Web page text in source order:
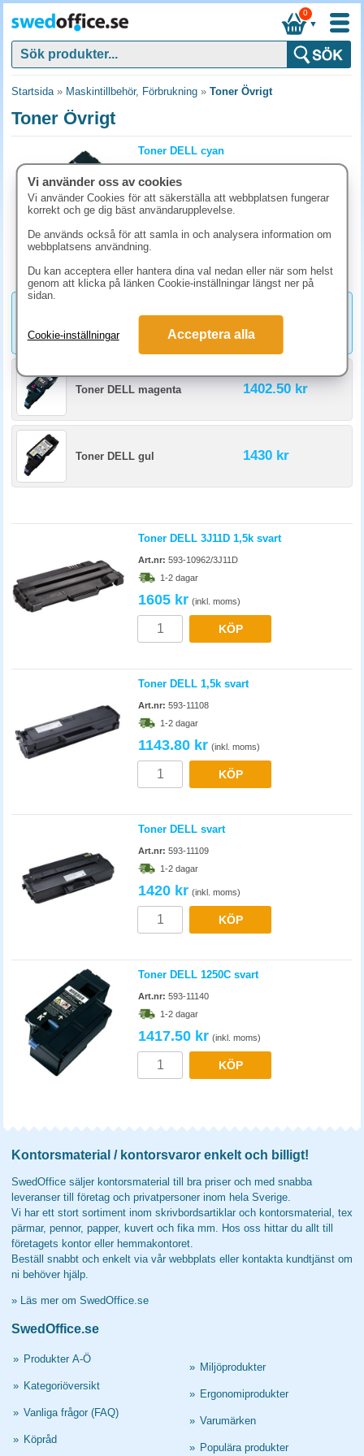
▼
0
Startsida» Maskintillbehör, Förbrukning » Toner Övrigt
Toner Övrigt
Toner DELL cyan
1421.30 kr (inkl. moms)
KÖP
1421.30 kr
Toner DELL magenta 1402.50 kr
Toner DELL gul 1430 kr
Toner DELL 3J11D 1,5k svart
Art.nr: 593-10962/3J11D
1-2 dagar
1605 kr (inkl. moms)
KÖP
Toner DELL 1,5k svart
Art.nr: 593-11108
1-2 dagar
1143.80 kr (inkl. moms)
KÖP
Toner DELL svart
Art.nr: 593-11109
1-2 dagar
1420 kr (inkl. moms)
KÖP
Toner DELL 1250C svart
Art.nr: 593-11140
1-2 dagar
1417.50 kr (inkl. moms)
KÖP
Kontorsmaterial / kontorsvaror enkelt och billigt!
SwedOffice säljer kontorsmaterial till bra priser och med snabba
leveranser till företag och privatpersoner inom hela Sverige.
Vi har ett stort sortiment inom skrivbordsartiklar och kontorsmaterial, tex
pärmar, pennor, papper, kuvert och fika mm. Hos oss hittar du allt till
företagets kontor eller hemmakontoret.
Beställ snabbt och enkelt via vår webbplats eller kontakta kundtjänst om
ni behöver hjälp.
» Läs mer om SwedOffice.se
SwedOffice.se
» Produkter A-Ö
» Kategoriöversikt
» Vanliga frågor (FAQ)
» Köpråd
» Miljöprodukter
» Ergonomiprodukter
» Varumärken
» Populära produkter
Vi använder oss av cookies
Vi använder Cookies för att säkerställa att webbplatsen fungerar
korrekt och ge dig bäst användarupplevelse.
De används också för att samla in och analysera information om
webbplatsens användning.
Du kan acceptera eller hantera dina val nedan eller när som helst
genom att klicka på länken Cookie-inställningar längst ner på
sidan.
Cookie-inställningar Acceptera alla